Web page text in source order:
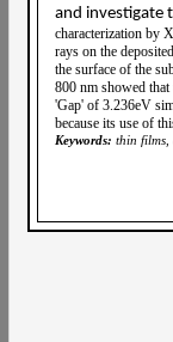
and investigate
characterization by
rays on the
the surface of the
800 nm showed
'Gap' of 3.236eV
because its use of
Keywords: thin films,